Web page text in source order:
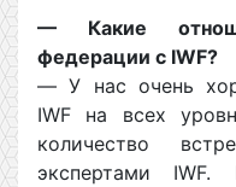
— Какие
федерации с IWF?
— У нас очень
IWF на всех
количество
экспертами